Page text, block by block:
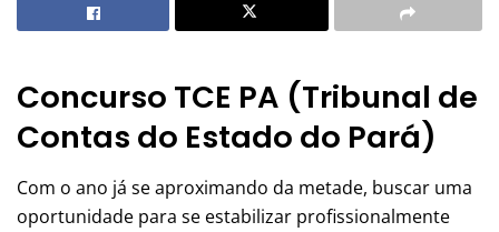
Concurso TCE PA (Tribunal de
Contas do Estado do Pará)
Com o ano já se aproximando da metade, buscar uma
oportunidade para se estabilizar profissionalmente